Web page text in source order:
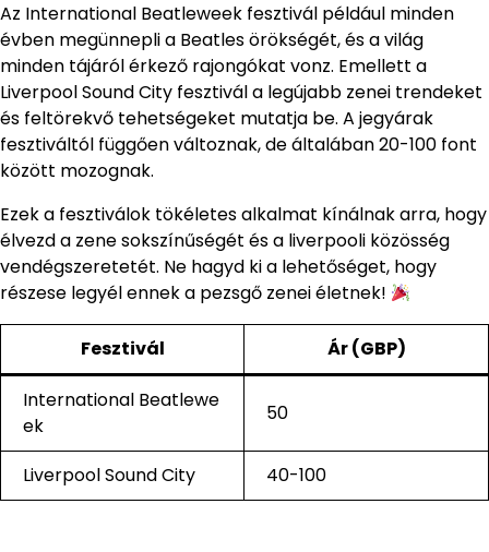
Az International Beatleweek fesztivál például minden
évben megünnepli a Beatles örökségét, és a világ
minden tájáról érkező rajongókat vonz. Emellett a
Liverpool Sound City fesztivál a legújabb zenei trendeket
és feltörekvő tehetségeket mutatja be. A jegyárak
fesztiváltól függően változnak, de általában 20-100 font
között mozognak.
Ezek a fesztiválok tökéletes alkalmat kínálnak arra, hogy
élvezd a zene sokszínűségét és a liverpooli közösség
vendégszeretetét. Ne hagyd ki a lehetőséget, hogy
részese legyél ennek a pezsgő zenei életnek!
Fesztivál Ár (GBP)
International Beatlewe
ek
50
Liverpool Sound City 40-100